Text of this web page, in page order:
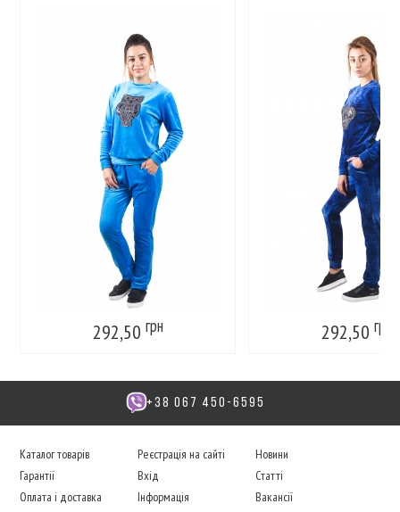
292,50 грн 292,50 грн
+38 067 450-6595
Каталог товарів
Гарантії
Оплата і доставка
Реєстрація на сайті
Вхід
Інформація
Новини
Статті
Вакансії